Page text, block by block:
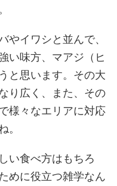
やイワシと並んで、
い味方、マアジ（ヒ
と思います。その大
り広く、また、その
様々なエリアに対応
。
い食べ方はもちろ
めに役立つ雑学なん